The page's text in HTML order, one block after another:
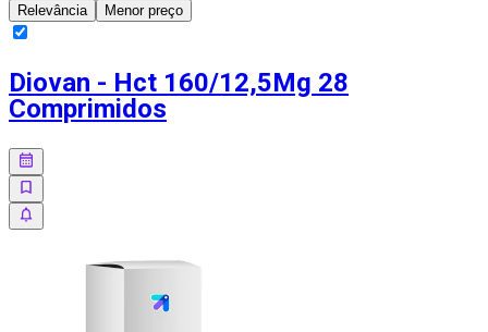
Relevância Menor preço
Diovan - Hct 160/12,5Mg 28
Comprimidos